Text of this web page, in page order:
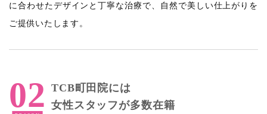
に合わせたデザインと丁寧な治療で、自然で美しい仕上がりを
ご提供いたします。
TCB町田院には
女性スタッフが多数在籍